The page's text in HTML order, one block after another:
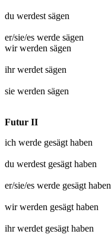
du werdest sägen
er/sie/es werde sägen
wir werden sägen
ihr werdet sägen
sie werden sägen
Futur II
ich werde gesägt haben
du werdest gesägt haben
er/sie/es werde gesägt haben
wir werden gesägt haben
ihr werdet gesägt haben